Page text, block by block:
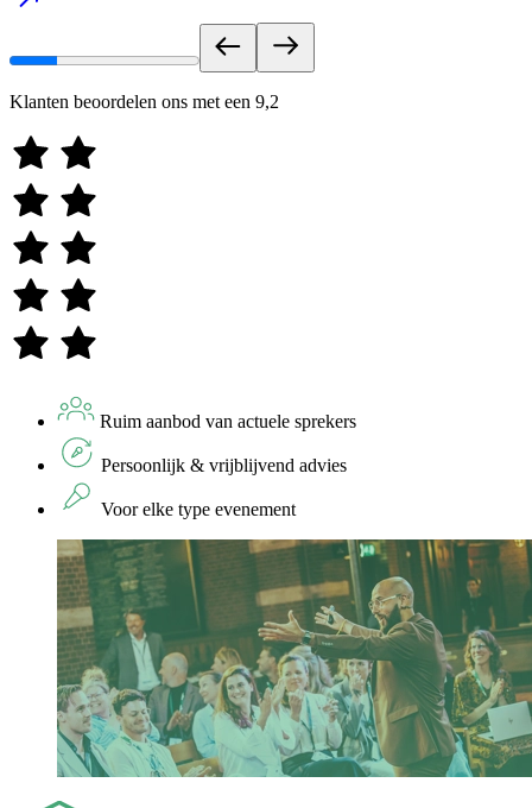
Klanten beoordelen ons met een 9,2
Ruim aanbod van actuele sprekers
Persoonlijk & vrijblijvend advies
Voor elke type evenement